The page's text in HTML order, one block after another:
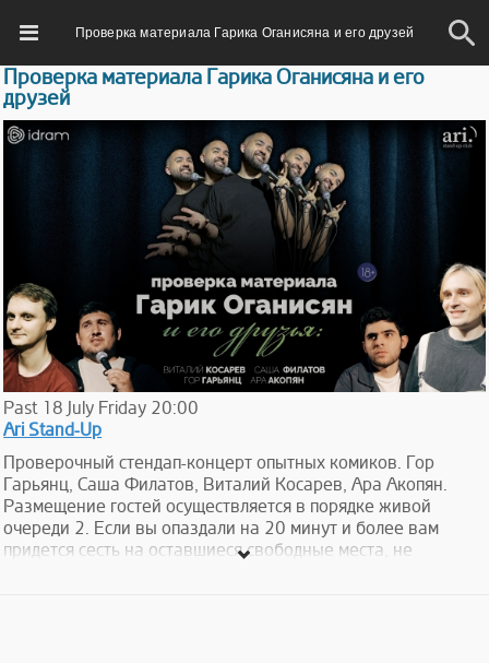
Проверка материала Гарика Оганисяна и его друзей
Проверка материала Гарика Оганисяна и его
друзей
Past 18 July Friday 20:00
Ari Stand-Up
Проверочный стендап-концерт опытных комиков. Гор
Гарьянц, Саша Филатов, Виталий Косарев, Ара Акопян.
Размещение гостей осуществляется в порядке живой
очереди 2. Если вы опаздали на 20 минут и более вам
придется сесть на оставшиеся свободные места, не